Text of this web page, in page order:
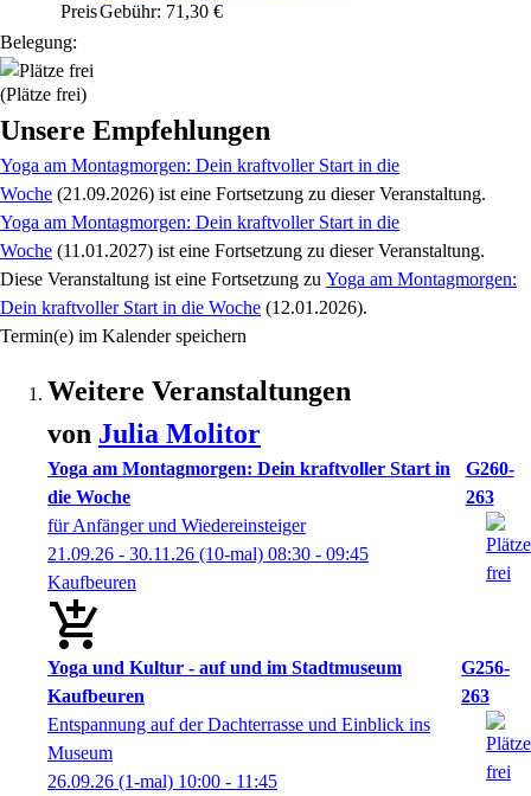
PreisGebühr: 71,30 €
Belegung:
(Plätze frei)
Unsere Empfehlungen
Yoga am Montagmorgen: Dein kraftvoller Start in die
Woche (21.09.2026) ist eine Fortsetzung zu dieser Veranstaltung.
Yoga am Montagmorgen: Dein kraftvoller Start in die
Woche (11.01.2027) ist eine Fortsetzung zu dieser Veranstaltung.
Diese Veranstaltung ist eine Fortsetzung zu Yoga am Montagmorgen:
Dein kraftvoller Start in die Woche (12.01.2026).
Termin(e) im Kalender speichern
Weitere Veranstaltungen
von Julia Molitor
Yoga am Montagmorgen: Dein kraftvoller Start in
die Woche
G260-
263
für Anfänger und Wiedereinsteiger
21.09.26 - 30.11.26 (10-mal) 08:30 - 09:45
Kaufbeuren
Yoga und Kultur - auf und im Stadtmuseum
Kaufbeuren
G256-
263
Entspannung auf der Dachterrasse und Einblick ins
Museum
26.09.26 (1-mal) 10:00 - 11:45